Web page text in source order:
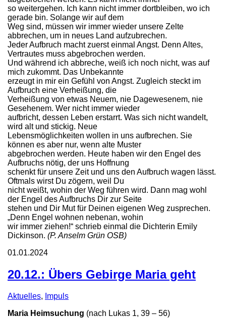
so weitergehen. Ich kann nicht immer dortbleiben, wo ich
gerade bin. Solange wir auf dem
Weg sind, müssen wir immer wieder unsere Zelte
abbrechen, um in neues Land aufzubrechen.
Jeder Aufbruch macht zuerst einmal Angst. Denn Altes,
Vertrautes muss abgebrochen werden.
Und während ich abbreche, weiß ich noch nicht, was auf
mich zukommt. Das Unbekannte
erzeugt in mir ein Gefühl von Angst. Zugleich steckt im
Aufbruch eine Verheißung, die
Verheißung von etwas Neuem, nie Dagewesenem, nie
Gesehenem. Wer nicht immer wieder
aufbricht, dessen Leben erstarrt. Was sich nicht wandelt,
wird alt und stickig. Neue
Lebensmöglichkeiten wollen in uns aufbrechen. Sie
können es aber nur, wenn alte Muster
abgebrochen werden. Heute haben wir den Engel des
Aufbruchs nötig, der uns Hoffnung
schenkt für unsere Zeit und uns den Aufbruch wagen lässt.
Oftmals wirst Du zögern, weil Du
nicht weißt, wohin der Weg führen wird. Dann mag wohl
der Engel des Aufbruchs Dir zur Seite
stehen und Dir Mut für Deinen eigenen Weg zusprechen.
„Denn Engel wohnen nebenan, wohin
wir immer ziehen!“ schrieb einmal die Dichterin Emily
Dickinson. (P. Anselm Grün OSB)
01.01.2024
20.12.: Übers Gebirge Maria geht
Aktuelles, Impuls
Maria Heimsuchung (nach Lukas 1, 39 – 56)